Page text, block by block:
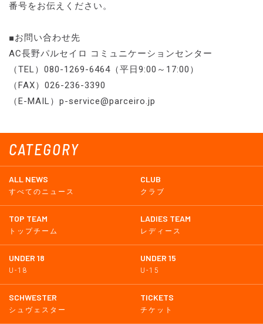
CATEGORY
ALL NEWS
すべてのニュース
CLUB
クラブ
TOP TEAM
トップチーム
LADIES TEAM
レディース
UNDER 18
U-18
UNDER 15
U-15
SCHWESTER
シュヴェスター
TICKETS
チケット
番号をお伝えください。
■お問い合わせ先
AC長野パルセイロ コミュニケーションセンター
（TEL）080-1269-6464（平日9:00～17:00）
（FAX）026-236-3390
（E-MAIL）p-service@parceiro.jp